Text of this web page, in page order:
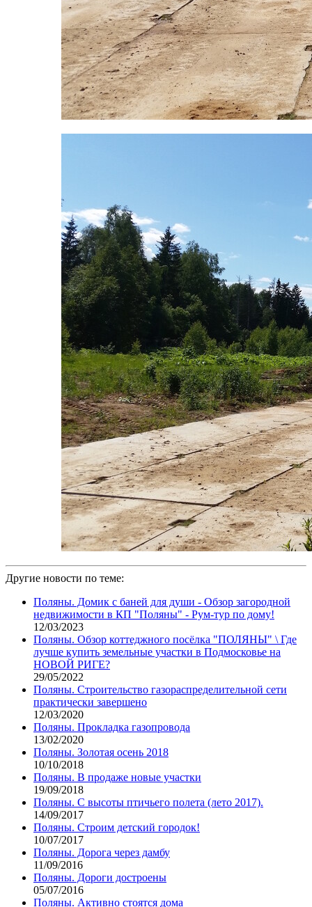
Другие новости по теме:
Поляны. Домик с баней для души - Обзор загородной
недвижимости в КП "Поляны" - Рум-тур по дому!
12/03/2023
Поляны. Обзор коттеджного посёлка "ПОЛЯНЫ" \ Где
лучше купить земельные участки в Подмосковье на
НОВОЙ РИГЕ?
29/05/2022
Поляны. Строительство газораспределительной сети
практически завершено
12/03/2020
Поляны. Прокладка газопровода
13/02/2020
Поляны. Золотая осень 2018
10/10/2018
Поляны. В продаже новые участки
19/09/2018
Поляны. С высоты птичьего полета (лето 2017).
14/09/2017
Поляны. Строим детский городок!
10/07/2017
Поляны. Дорога через дамбу
11/09/2016
Поляны. Дороги достроены
05/07/2016
Поляны. Активно стоятся дома